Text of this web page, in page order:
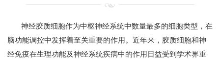
神经胶质细胞作为中枢神经系统中数量最多的细胞类型，在
脑功能调控中发挥着至关重要的作用。近年来，胶质细胞和神
经免疫在生理功能及神经系统疾病中的作用日益受到学术界重